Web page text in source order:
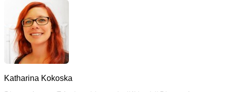
Katharina Kokoska